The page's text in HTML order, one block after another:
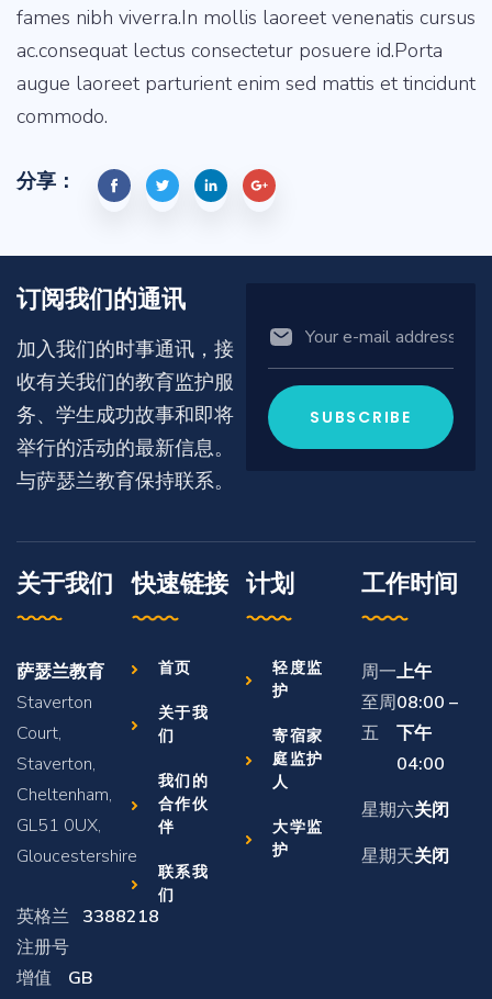
fames nibh viverra.In mollis laoreet venenatis cursus
ac.consequat lectus consectetur posuere id.Porta
augue laoreet parturient enim sed mattis et tincidunt
commodo.
分享：
订阅我们的通讯
加入我们的时事通讯，接
收有关我们的教育监护服
务、学生成功故事和即将
举行的活动的最新信息。
与萨瑟兰教育保持联系。
关于我们
萨瑟兰教育
Staverton
Court,
Staverton,
Cheltenham,
GL51 0UX,
Gloucestershire
英格兰
注册号
3388218
增值
GB
快速链接
首页
关于我
们
我们的
合作伙
伴
联系我
们
计划
轻度监
护
寄宿家
庭监护
人
大学监
护
工作时间
周一
至周
五
上午
08:00 –
下午
04:00
星期六关闭
星期天关闭